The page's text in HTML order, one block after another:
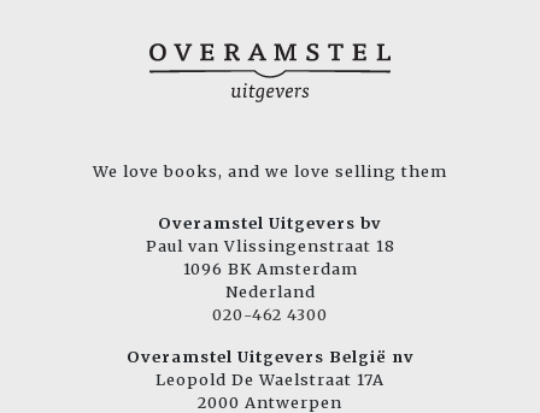
We love books, and we love selling them
Overamstel Uitgevers bv
Paul van Vlissingenstraat 18
1096 BK Amsterdam
Nederland
020-462 4300
Overamstel Uitgevers België nv
Leopold De Waelstraat 17A
2000 Antwerpen